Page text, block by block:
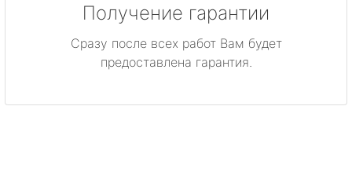
Получение гарантии
Сразу после всех работ Вам будет
предоставлена гарантия.